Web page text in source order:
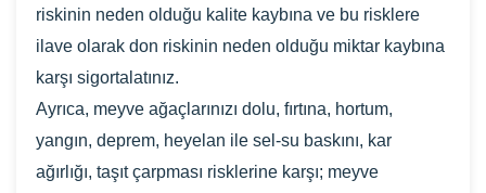
riskinin neden olduğu kalite kaybına ve bu risklere
ilave olarak don riskinin neden olduğu miktar kaybına
karşı sigortalatınız.
Ayrıca, meyve ağaçlarınızı dolu, fırtına, hortum,
yangın, deprem, heyelan ile sel-su baskını, kar
ağırlığı, taşıt çarpması risklerine karşı; meyve